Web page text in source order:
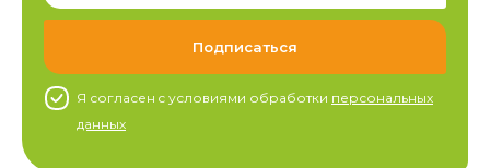
Я согласен c условиями обработки персональных
данных